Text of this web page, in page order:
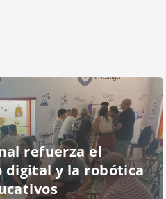
refuerza el
digital y la robótica